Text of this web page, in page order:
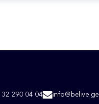
290 04 04 info@belive.ge